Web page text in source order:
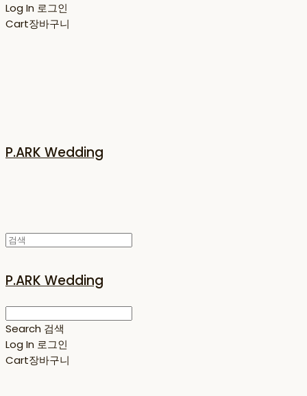
Log In 로그인
Cart장바구니
P.ARK Wedding
P.ARK Wedding
Search 검색
Log In 로그인
Cart장바구니